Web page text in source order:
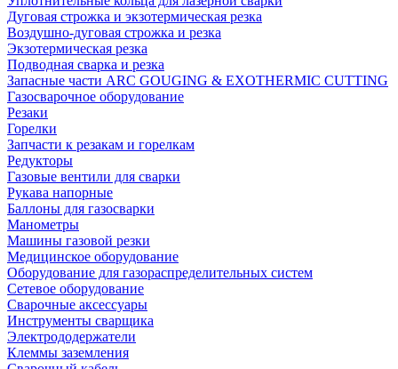
Дуговая строжка и экзотермическая резка
Воздушно-дуговая строжка и резка
Экзотермическая резка
Подводная сварка и резка
Запасные части ARC GOUGING & EXOTHERMIC CUTTING
Газосварочное оборудование
Резаки
Горелки
Запчасти к резакам и горелкам
Редукторы
Газовые вентили для сварки
Рукава напорные
Баллоны для газосварки
Манометры
Машины газовой резки
Медицинское оборудование
Оборудование для газораспределительных систем
Сетевое оборудование
Сварочные аксессуары
Инструменты сварщика
Электрододержатели
Клеммы заземления